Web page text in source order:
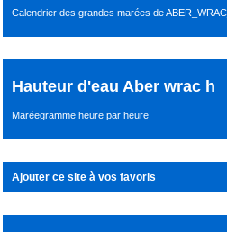
Calendrier des grandes marées de
Hauteur d'eau Aber wrac h
Maréegramme heure par heure
Ajouter ce site à vos favoris